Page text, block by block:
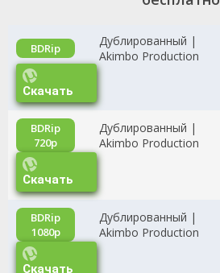
BDRip
Дублированный |
Akimbo Production
Скачать
BDRip
720p
Дублированный |
Akimbo Production
Скачать
BDRip
1080p
Дублированный |
Akimbo Production
Скачать